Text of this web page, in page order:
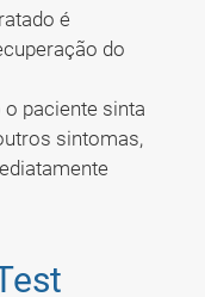
é
do
o paciente sinta
sintomas,